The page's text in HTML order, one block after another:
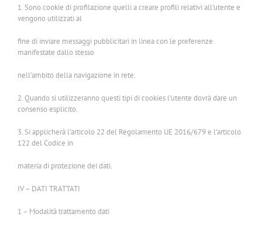
1. Sono cookie di profilazione quelli a creare profili relativi all’utente e
vengono utilizzati al
fine di inviare messaggi pubblicitari in linea con le preferenze
manifestate dallo stesso
nell’ambito della navigazione in rete.
2. Quando si utilizzeranno questi tipi di cookies l’utente dovrà dare un
consenso esplicito.
3. Si applicherà l’articolo 22 del Regolamento UE 2016/679 e l’articolo
122 del Codice in
materia di protezione dei dati.
IV – DATI TRATTATI
1 – Modalità trattamento dati